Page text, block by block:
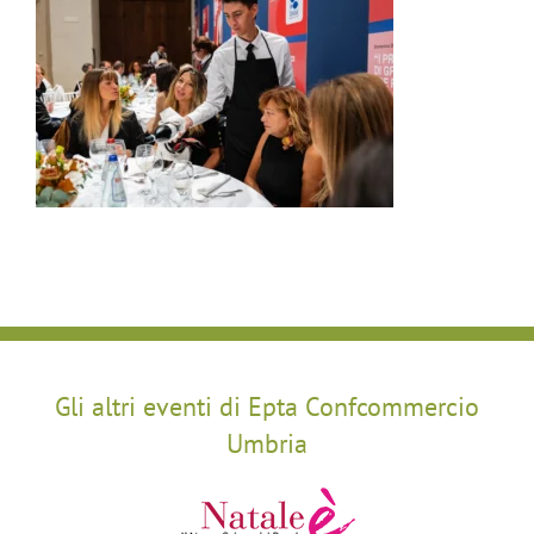
Gli altri eventi di Epta Confcommercio
Umbria